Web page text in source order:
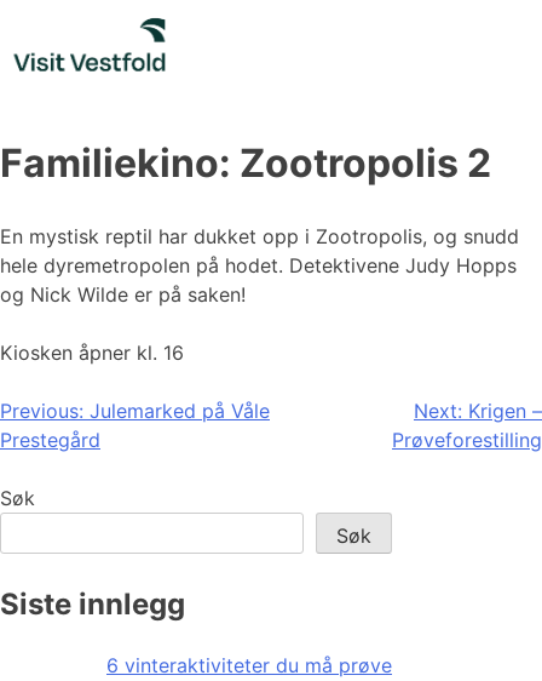
content
Familiekino: Zootropolis 2
En mystisk reptil har dukket opp i Zootropolis, og snudd
hele dyremetropolen på hodet. Detektivene Judy Hopps
og Nick Wilde er på saken!
Kiosken åpner kl. 16
Innleggsnavigasjon
Previous: Julemarked på Våle
Prestegård
Next: Krigen –
Prøveforestilling
Søk
Søk
Siste innlegg
6 vinteraktiviteter du må prøve